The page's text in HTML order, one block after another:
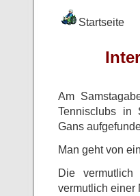
Startseite
Am
Tennisclubs in
Gans
Man geht von
Die vermutlich
vermutlich einer